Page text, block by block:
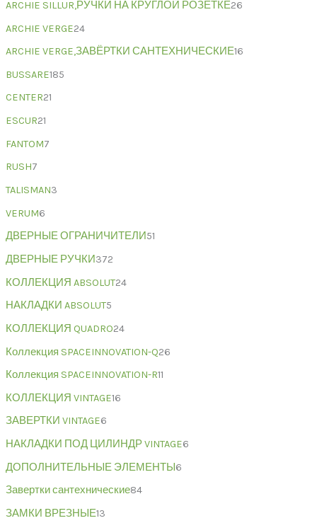
ARCHIE SILLUR,РУЧКИ НА КРУГЛОЙ РОЗЕТКЕ26
ARCHIE VERGE24
ARCHIE VERGE,ЗАВЁРТКИ САНТЕХНИЧЕСКИЕ16
BUSSARE185
CENTER21
ESCUR21
FANTOM7
RUSH7
TALISMAN3
VERUM6
ДВЕРНЫЕ ОГРАНИЧИТЕЛИ51
ДВЕРНЫЕ РУЧКИ372
КОЛЛЕКЦИЯ ABSOLUT24
НАКЛАДКИ ABSOLUT5
КОЛЛЕКЦИЯ QUADRO24
Коллекция SPACEINNOVATION-Q26
Коллекция SPACEINNOVATION-R11
КОЛЛЕКЦИЯ VINTAGE16
ЗАВЕРТКИ VINTAGE6
НАКЛАДКИ ПОД ЦИЛИНДР VINTAGE6
ДОПОЛНИТЕЛЬНЫЕ ЭЛЕМЕНТЫ 6
Завертки сантехнические84
ЗАМКИ ВРЕЗНЫЕ13